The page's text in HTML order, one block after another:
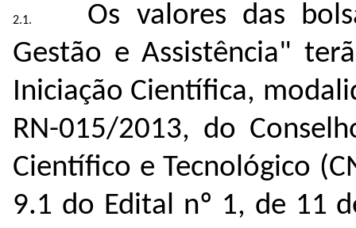
Os valores das
Gestão e Assistência"
Iniciação Científica,
RN-015/2013, do
Científico e Tecnológico
9.1 do Edital nº 1, de 11